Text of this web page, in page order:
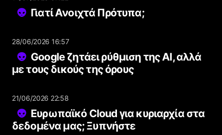
Γιατί Ανοιχτά Πρότυπα;
28/06/2026 16:57
Google ζητάει ρύθμιση της AI, αλλά
με τους δικούς της όρους
21/06/2026 22:58
Ευρωπαϊκό Cloud για κυριαρχία στα
δεδομένα μας; Ξυπνήστε